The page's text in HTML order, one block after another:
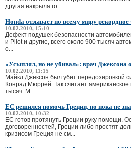
другая накрыла го...
Honda отзывает по всему миру
10.02.2010, 15:10
Дефект подушек безопасности
и Pilot и другие, всего около 900 тысяч
о...
«Усыплял, но не убивал»: врач Джексона
10.02.2010, 11:15
Майкл Джексон был убит передозировкой
Конрад Мюррей. Так считает
тысяч. М...
ЕС решился помочь Греции, но пока не
10.02.2010, 10:32
ЕС готов протянуть Греции руку помощи.
договоренностей, Греции либо простят
кризисом Греция не см...